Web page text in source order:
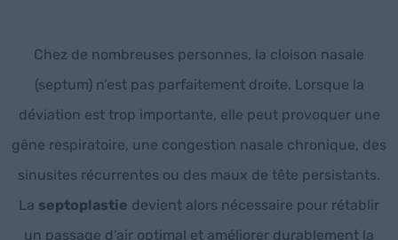
Chez de nombreuses personnes, la cloison nasale
(septum) n’est pas parfaitement droite. Lorsque la
déviation est trop importante, elle peut provoquer une
gêne respiratoire, une congestion nasale chronique, des
sinusites récurrentes ou des maux de tête persistants.
La septoplastie devient alors nécessaire pour rétablir
un passage d’air optimal et améliorer durablement la